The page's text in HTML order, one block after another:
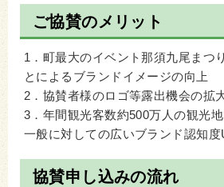
ご協賛のメリット
1．町最大のイベント那須九尾まつ
とによるブランドイメージの向上
2．協賛者様のロゴ等露出機会の拡
3．年間観光客数約500万人の観光
一般に対しての広いブランド認知度
協賛申し込みの流れ